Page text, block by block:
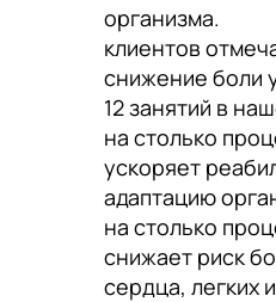
организма.
клиентов
снижение боли
12 занятий в
на столько
ускоряет
адаптацию
на столько
снижает риск
сердца, легких